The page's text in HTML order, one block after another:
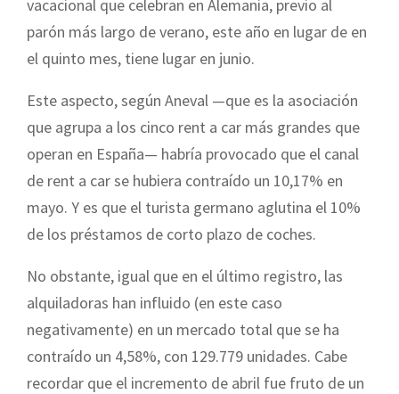
vacacional que celebran en Alemania, previo al
parón más largo de verano, este año en lugar de en
el quinto mes, tiene lugar en junio.
Este aspecto, según Aneval —que es la asociación
que agrupa a los cinco rent a car más grandes que
operan en España— habría provocado que el canal
de rent a car se hubiera contraído un 10,17% en
mayo. Y es que el turista germano aglutina el 10%
de los préstamos de corto plazo de coches.
No obstante, igual que en el último registro, las
alquiladoras han influido (en este caso
negativamente) en un mercado total que se ha
contraído un 4,58%, con 129.779 unidades. Cabe
recordar que el incremento de abril fue fruto de un